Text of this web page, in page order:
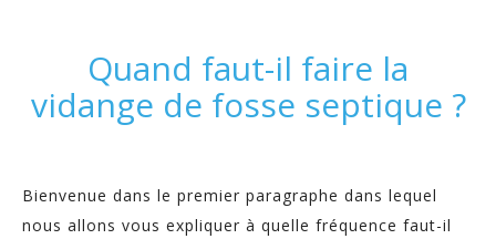
Quand faut-il faire la
vidange de fosse septique ?
Bienvenue dans le premier paragraphe dans lequel
nous allons vous expliquer à quelle fréquence faut-il